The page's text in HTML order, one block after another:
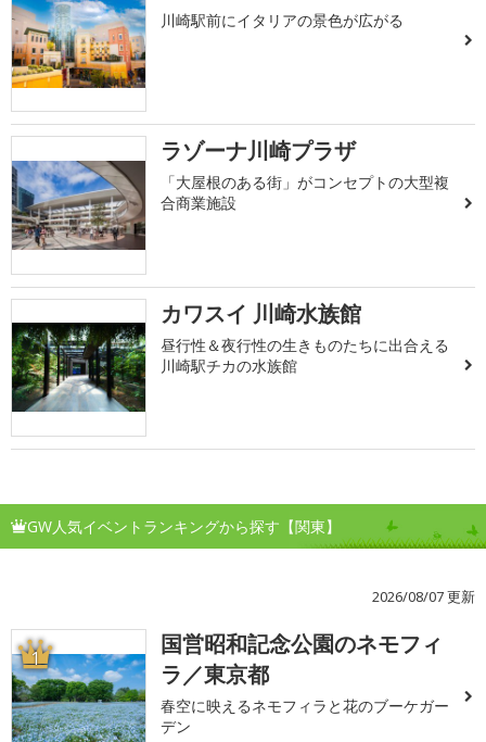
川崎駅前にイタリアの景色が広がる
ラゾーナ川崎プラザ
「大屋根のある街」がコンセプトの大型複
合商業施設
カワスイ 川崎水族館
昼行性＆夜行性の生きものたちに出合える
川崎駅チカの水族館
GW人気イベントランキングから探す【関東】
2026/08/07 更新
1
国営昭和記念公園のネモフィ
ラ／東京都
春空に映えるネモフィラと花のブーケガー
デン